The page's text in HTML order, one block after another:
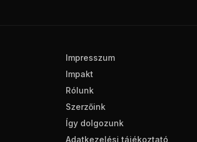
Impresszum
Impakt
Rólunk
Szerzőink
Így dolgozunk
Adatkezelési tájékoztató